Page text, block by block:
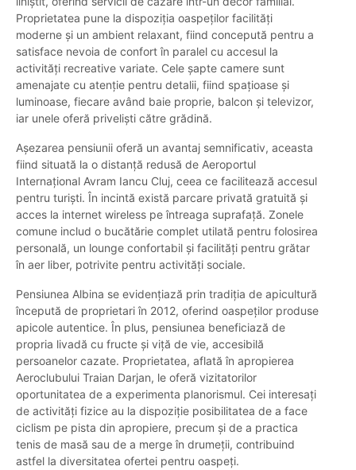
Proprietatea pune la dispoziția oaspeților facilități
moderne și un ambient relaxant, fiind concepută pentru a
satisface nevoia de confort în paralel cu accesul la
activități recreative variate. Cele șapte camere sunt
amenajate cu atenție pentru detalii, fiind spațioase și
luminoase, fiecare având baie proprie, balcon și televizor,
iar unele oferă priveliști către grădină.
Așezarea pensiunii oferă un avantaj semnificativ, aceasta
fiind situată la o distanță redusă de Aeroportul
Internațional Avram Iancu Cluj, ceea ce facilitează accesul
pentru turiști. În incintă există parcare privată gratuită și
acces la internet wireless pe întreaga suprafață. Zonele
comune includ o bucătărie complet utilată pentru folosirea
personală, un lounge confortabil și facilități pentru grătar
în aer liber, potrivite pentru activități sociale.
Pensiunea Albina se evidențiază prin tradiția de apicultură
începută de proprietari în 2012, oferind oaspeților produse
apicole autentice. În plus, pensiunea beneficiază de
propria livadă cu fructe și viță de vie, accesibilă
persoanelor cazate. Proprietatea, aflată în apropierea
Aeroclubului Traian Darjan, le oferă vizitatorilor
oportunitatea de a experimenta planorismul. Cei interesați
de activități fizice au la dispoziție posibilitatea de a face
ciclism pe pista din apropiere, precum și de a practica
tenis de masă sau de a merge în drumeții, contribuind
astfel la diversitatea ofertei pentru oaspeți.